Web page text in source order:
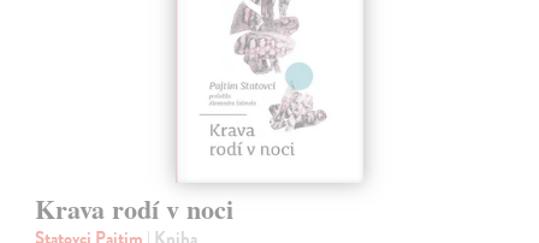
Krava rodí v noci